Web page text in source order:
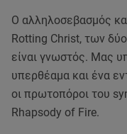
Ο αλληλοσεβασμός
Rotting Christ, των
είναι γνωστός. Μας
υπερθέαμα και ένα
οι πρωτοπόροι του
Rhapsody of Fire.